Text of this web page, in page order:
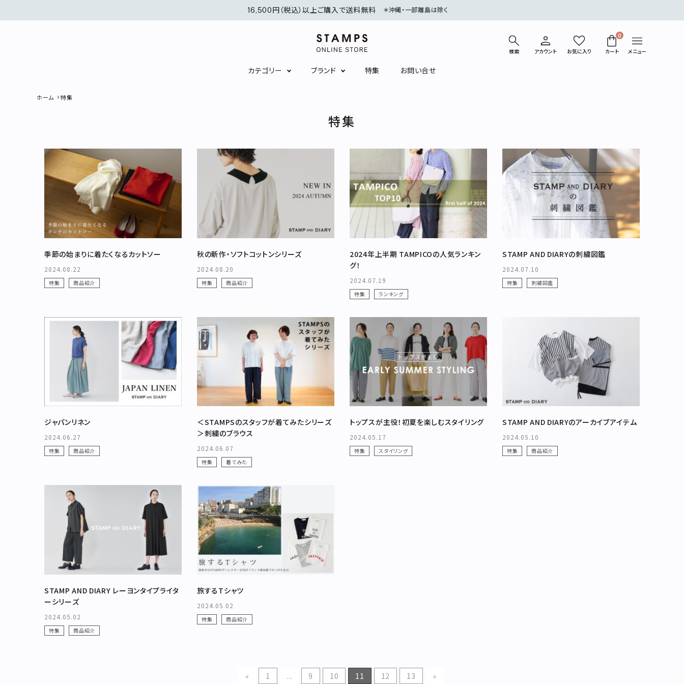
16,500円（税込）以上ご購入で送料無料 ＊沖縄・一部離島は除く
検索 アカウント お気に入り
0
カート メニュー
カテゴリー
インナーウェア
ソックス シューズ
バッグ
アクセサリー
服飾雑貨 ライフスタイル ギフトラッピング
ブランド 特集 お問い合せ
search
オフィシャルサイト
Instagram
ホーム 特集
特集
季節の始まりに着たくなるカットソー
2024.08.22
特集 商品紹介
秋の新作・ソフトコットンシリーズ
2024.08.20
特集 商品紹介
2024年上半期 TAMPICOの人気ランキン
グ！
2024.07.19
特集 ランキング
STAMP AND DIARYの刺繍図鑑
2024.07.10
特集 刺繍図鑑
ジャパンリネン
2024.06.27
特集 商品紹介
＜STAMPSのスタッフが着てみたシリーズ
＞刺繍のブラウス
2024.06.07
特集 着てみた
トップスが主役！初夏を楽しむスタイリング
2024.05.17
特集 スタイリング
STAMP AND DIARYのアーカイブアイテム
2024.05.10
特集 商品紹介
STAMP AND DIARY レーヨンタイプライタ
ーシリーズ
2024.05.02
特集 商品紹介
旅するTシャツ
2024.05.02
特集 商品紹介
« 1 ... 9 10 11 12 13 »